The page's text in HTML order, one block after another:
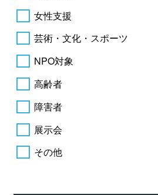
女性支援
芸術・文化・スポーツ
NPO対象
高齢者
障害者
展示会
その他